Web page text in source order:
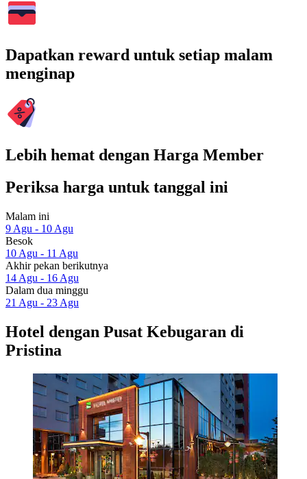
Dapatkan reward untuk setiap malam
menginap
Lebih hemat dengan Harga Member
Periksa harga untuk tanggal ini
Malam ini
9 Agu - 10 Agu
Besok
10 Agu - 11 Agu
Akhir pekan berikutnya
14 Agu - 16 Agu
Dalam dua minggu
21 Agu - 23 Agu
Hotel dengan Pusat Kebugaran di
Pristina